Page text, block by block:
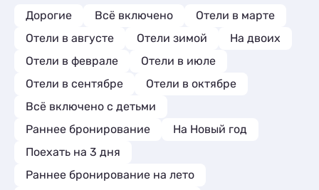
Дорогие
Всё включено
Отели в марте
Отели в августе
Отели зимой
На двоих
Отели в феврале
Отели в июле
Отели в сентябре
Отели в октябре
Всё включено с детьми
Раннее бронирование
На Новый год
Поехать на 3 дня
Раннее бронирование на лето